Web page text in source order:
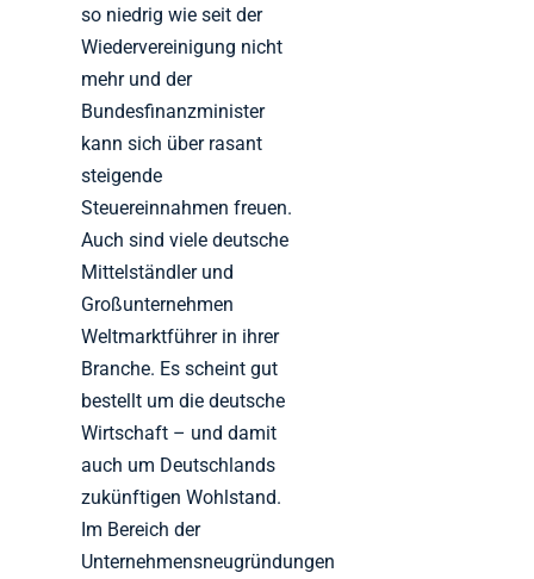
so niedrig wie seit der
Wiedervereinigung nicht
mehr und der
Bundesfinanzminister
kann sich über rasant
steigende
Steuereinnahmen freuen.
Auch sind viele deutsche
Mittelständler und
Großunternehmen
Weltmarktführer in ihrer
Branche. Es scheint gut
bestellt um die deutsche
Wirtschaft – und damit
auch um Deutschlands
zukünftigen Wohlstand.
Im Bereich der
Unternehmensneugründungen